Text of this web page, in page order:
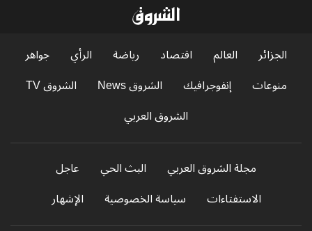
الجزائر العالم اقتصاد رياضة الرأي
جواهر
منوعات
إنفوجرافيك الشروق News
الشروق TV
الشروق العربي
مجلة الشروق العربي البث الحي
عاجل
الاستفتاءات
سياسة الخصوصية الإشهار